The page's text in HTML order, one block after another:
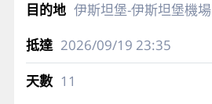
伊斯坦堡-伊斯坦堡機場
2026/09/19 23:35
11